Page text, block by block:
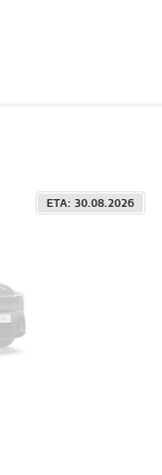
ETA: 30.08.2026